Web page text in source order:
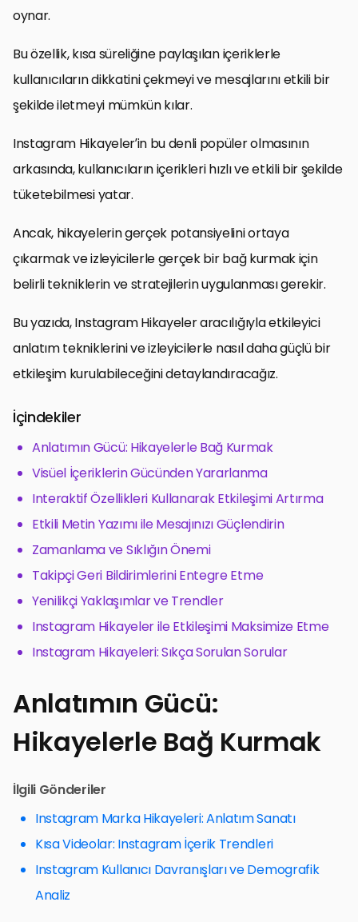
oynar.
Bu özellik, kısa süreliğine paylaşılan içeriklerle
kullanıcıların dikkatini çekmeyi ve mesajlarını etkili bir
şekilde iletmeyi mümkün kılar.
Instagram Hikayeler’in bu denli popüler olmasının
arkasında, kullanıcıların içerikleri hızlı ve etkili bir şekilde
tüketebilmesi yatar.
Ancak, hikayelerin gerçek potansiyelini ortaya
çıkarmak ve izleyicilerle gerçek bir bağ kurmak için
belirli tekniklerin ve stratejilerin uygulanması gerekir.
Bu yazıda, Instagram Hikayeler aracılığıyla etkileyici
anlatım tekniklerini ve izleyicilerle nasıl daha güçlü bir
etkileşim kurulabileceğini detaylandıracağız.
İçindekiler
Anlatımın Gücü: Hikayelerle Bağ Kurmak
Visüel İçeriklerin Gücünden Yararlanma
Interaktif Özellikleri Kullanarak Etkileşimi Artırma
Etkili Metin Yazımı ile Mesajınızı Güçlendirin
Zamanlama ve Sıklığın Önemi
Takipçi Geri Bildirimlerini Entegre Etme
Yenilikçi Yaklaşımlar ve Trendler
Instagram Hikayeler ile Etkileşimi Maksimize Etme
Instagram Hikayeleri: Sıkça Sorulan Sorular
Anlatımın Gücü:
Hikayelerle Bağ Kurmak
İlgili Gönderiler
Instagram Marka Hikayeleri: Anlatım Sanatı
Kısa Videolar: Instagram İçerik Trendleri
Instagram Kullanıcı Davranışları ve Demografik
Analiz